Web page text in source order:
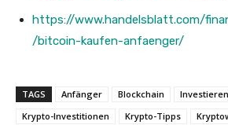
https://www.handelsblatt.com/
/bitcoin-kaufen-anfaenger/
TAGS Anfänger Blockchain
Investieren
Krypto-Investitionen
Krypto-Tipps